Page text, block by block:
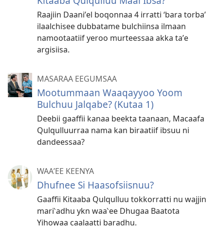
Raajiin Daaniʼel boqonnaa 4 irratti ‘bara torba’
ilaalchisee dubbatame bulchiinsa ilmaan
namootaatiif yeroo murteessaa akka taʼe
argisiisa.
MASARAA EEGUMSAA
Mootummaan Waaqayyoo Yoom
Bulchuu Jalqabe? (Kutaa 1)
Deebii gaaffii kanaa beekta taanaan, Macaafa
Qulqulluurraa nama kan biraatiif ibsuu ni
dandeessaa?
WAAʼEE KEENYA
Dhufnee Si Haasofsiisnuu?
Gaaffii Kitaaba Qulqulluu tokkorratti nu wajjin
mari‵adhu ykn waa‵ee Dhugaa Baatota
Yihowaa caalaatti baradhu.